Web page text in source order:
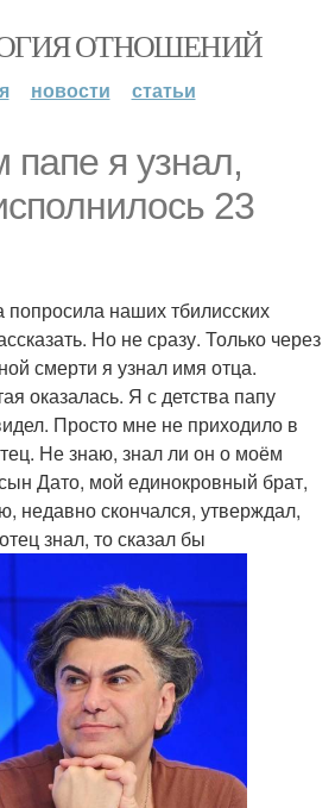
ОТНОШЕНИЙ
новости статьи
я узнал,
23
наших тбилисских
Но не сразу. Только через
смерти я узнал имя отца.
оказалась. Я с детства папу
Просто мне не приходило в
Не знаю, знал ли он о моём
Дато, мой единокровный брат,
недавно скончался, утверждал,
знал, то сказал бы